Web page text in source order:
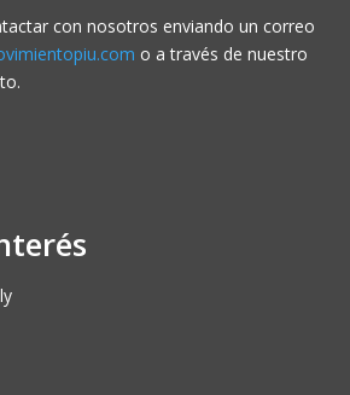
con nosotros enviando un correo
o a través de nuestro